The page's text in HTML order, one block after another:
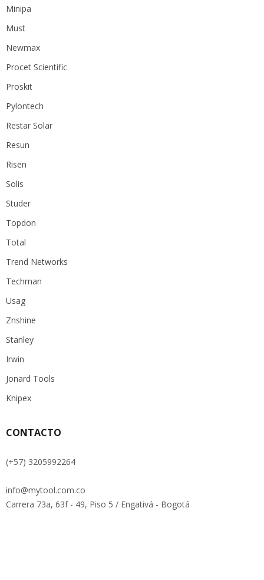
Minipa
Must
Newmax
Procet Scientific
Proskit
Pylontech
Restar Solar
Resun
Risen
Solis
Studer
Topdon
Total
Trend Networks
Techman
Usag
Znshine
Stanley
Irwin
Jonard Tools
Knipex
CONTACTO
(+57) 3205992264
info@mytool.com.co
Carrera 73a, 63f - 49, Piso 5 / Engativá - Bogotá